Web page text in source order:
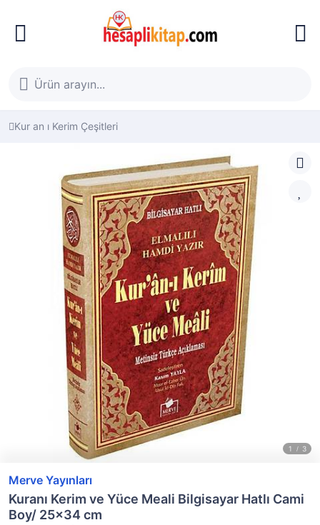
Kur an ı Kerim Çeşitleri
Merve Yayınları
Kuranı Kerim ve Yüce Meali Bilgisayar Hatlı Cami
Boy/ 25x34 cm